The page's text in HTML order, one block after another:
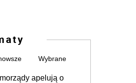
Wybrane
apelują o